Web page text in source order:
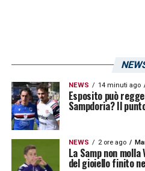
NEWS 14 minuti ago
Esposito può
Sampdoria? Il
NEWS 2 ore ago
La Samp non
del gioiello finito